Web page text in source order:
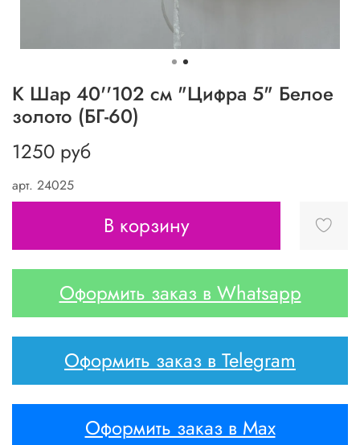
арт. 24025
К Шар 40''102 см "Цифра 5" Белое
золото (БГ-60)
1250 руб
В корзину
Оформить заказ в Whatsapp
Оформить заказ в Telegram
Оформить заказ в Max